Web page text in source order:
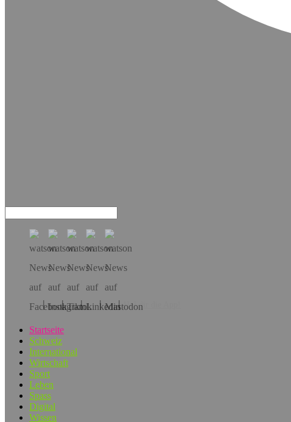
Hol dir die App!
Startseite
Schweiz
International
Wirtschaft
Sport
Leben
Spass
Digital
Wissen